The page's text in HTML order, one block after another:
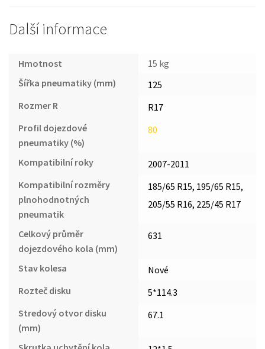
Další informace
Hmotnost
15 kg
Šířka pneumatiky (mm)
125
Rozmer R
R17
Profil dojezdové
pneumatiky (%)
80
Kompatibilní roky
2007-2011
Kompatibilní rozměry
plnohodnotných
pneumatik
185/65 R15, 195/65 R15,
205/55 R16, 225/45 R17
Celkový průměr
dojezdového kola (mm)
631
Stav kolesa
Nové
Rozteč disku
5*114.3
Stredový otvor disku
(mm)
67.1